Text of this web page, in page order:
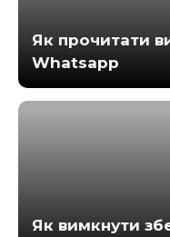
Як прочитати
Whatsapp
Як вимкнути